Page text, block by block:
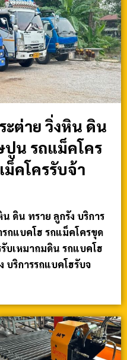
ะต่าย วิ่งหิน ดิน
ปูน รถแม็คโคร
ม็คโครรับจ้า
ดิน ทราย ลูกรัง บริการ
รถแบคโฮ รถแม็คโครขุด
บเหมาถมดิน รถแบคโฮ
บริการรถแบคโฮรับจ